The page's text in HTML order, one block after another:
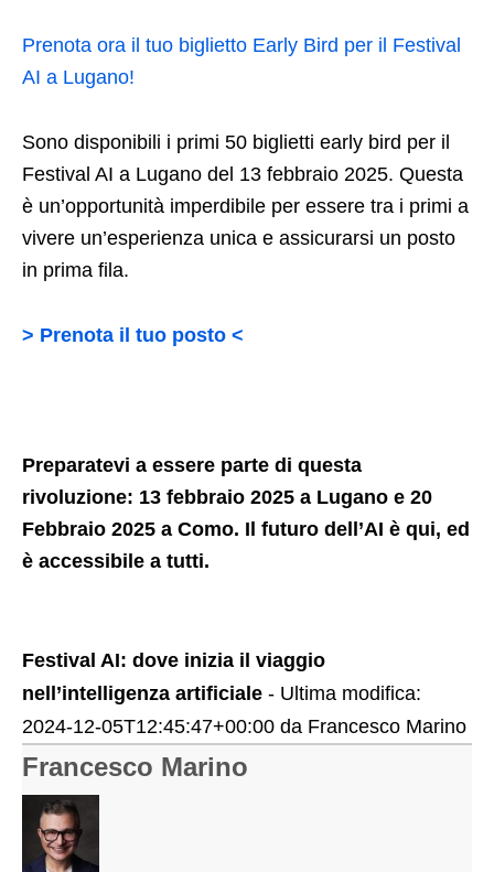
Prenota ora il tuo biglietto Early Bird per il Festival
AI a Lugano!
Sono disponibili i primi 50 biglietti early bird per il
Festival AI a Lugano del 13 febbraio 2025. Questa
è un’opportunità imperdibile per essere tra i primi a
vivere un’esperienza unica e assicurarsi un posto
in prima fila.
> Prenota il tuo posto <
Preparatevi a essere parte di questa
rivoluzione: 13 febbraio 2025 a Lugano e 20
Febbraio 2025 a Como. Il futuro dell’AI è qui, ed
è accessibile a tutti.
Festival AI: dove inizia il viaggio
nell’intelligenza artificiale - Ultima modifica:
2024-12-05T12:45:47+00:00 da Francesco Marino
Francesco Marino